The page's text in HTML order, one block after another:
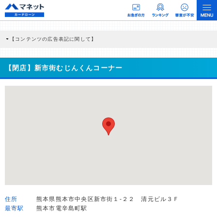
【コンテンツの広告表記に関して】
商品を根拠なくPRするものではなく、当編集部の調査／ユーザーへの口コミ収集な
どに基づき、公平性を担保した情報提供を行っています。
>提携企業一覧
【閉店】新市街むじんくんコーナー
住所
熊本県熊本市中央区新市街１-２２ 清元ビル３Ｆ
最寄駅
熊本市電辛島町駅